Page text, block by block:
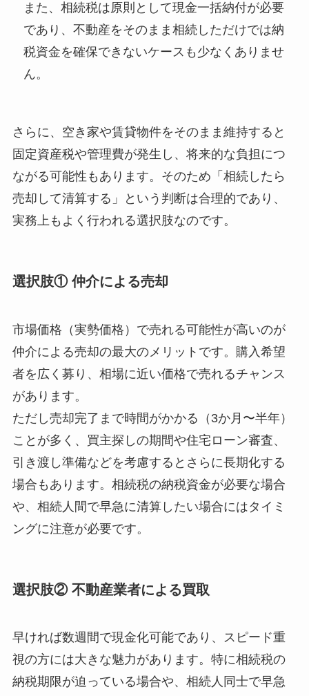
また、相続税は原則として現金一括納付が必要
であり、不動産をそのまま相続しただけでは納
税資金を確保できないケースも少なくありませ
ん。
さらに、空き家や賃貸物件をそのまま維持すると
固定資産税や管理費が発生し、将来的な負担につ
ながる可能性もあります。そのため「相続したら
売却して清算する」という判断は合理的であり、
実務上もよく行われる選択肢なのです。
選択肢① 仲介による売却
市場価格（実勢価格）で売れる可能性が高いのが
仲介による売却の最大のメリットです。購入希望
者を広く募り、相場に近い価格で売れるチャンス
があります。
ただし売却完了まで時間がかかる（3か月〜半年）
ことが多く、買主探しの期間や住宅ローン審査、
引き渡し準備などを考慮するとさらに長期化する
場合もあります。相続税の納税資金が必要な場合
や、相続人間で早急に清算したい場合にはタイミ
ングに注意が必要です。
選択肢② 不動産業者による買取
早ければ数週間で現金化可能であり、スピード重
視の方には大きな魅力があります。特に相続税の
納税期限が迫っている場合や、相続人同士で早急